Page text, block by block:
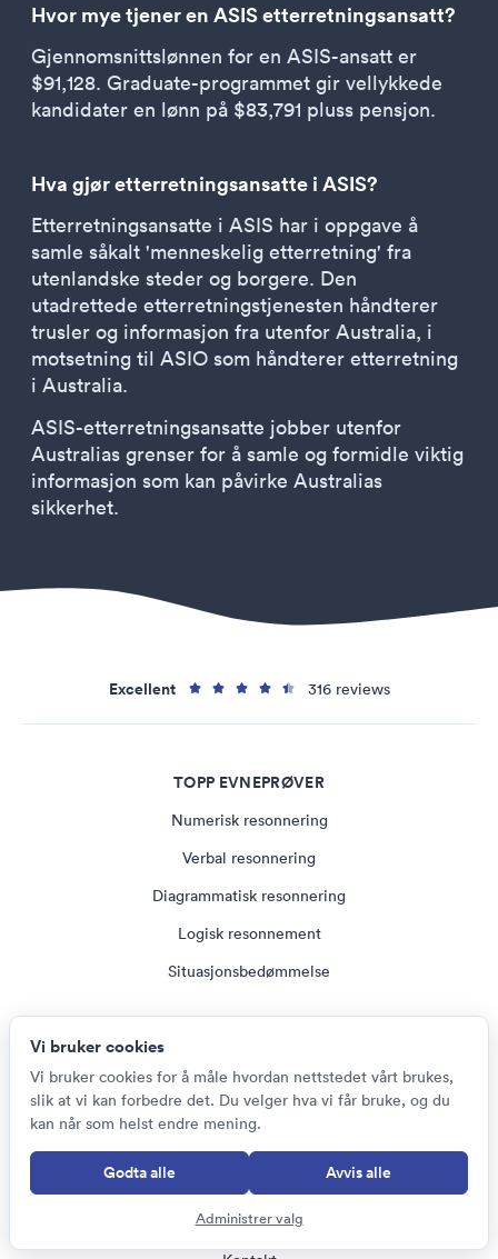
Hvor mye tjener en ASIS etterretningsansatt?
Gjennomsnittslønnen for en ASIS-ansatt er
$91,128. Graduate-programmet gir vellykkede
kandidater en lønn på $83,791 pluss pensjon.
Hva gjør etterretningsansatte i ASIS?
Etterretningsansatte i ASIS har i oppgave å
samle såkalt 'menneskelig etterretning' fra
utenlandske steder og borgere. Den
utadrettede etterretningstjenesten håndterer
trusler og informasjon fra utenfor Australia, i
motsetning til ASIO som håndterer etterretning
i Australia.
ASIS-etterretningsansatte jobber utenfor
Australias grenser for å samle og formidle viktig
informasjon som kan påvirke Australias
sikkerhet.
Excellent 316 reviews
TOPP EVNEPRØVER
Numerisk resonnering
Verbal resonnering
Diagrammatisk resonnering
Logisk resonnement
Situasjonsbedømmelse
Alle Evnetester
Alle arbeidsgivertester
Alle forlagstester
HJELP
Vi bruker cookies
Vi bruker cookies for å måle hvordan nettstedet vårt brukes,
slik at vi kan forbedre det. Du velger hva vi får bruke, og du
kan når som helst endre mening.
Godta alle Avvis alle
Administrer valg